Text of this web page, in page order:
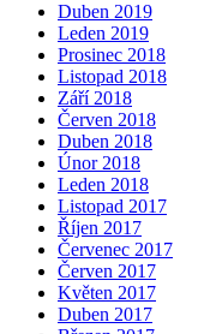
Duben 2019
Leden 2019
Prosinec 2018
Listopad 2018
Září 2018
Červen 2018
Duben 2018
Únor 2018
Leden 2018
Listopad 2017
Říjen 2017
Červenec 2017
Červen 2017
Květen 2017
Duben 2017